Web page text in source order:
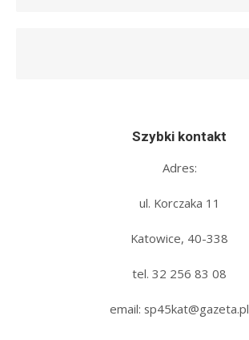
Szybki kontakt
Adres:
ul. Korczaka 11
Katowice, 40-338
tel. 32 256 83 08‬
email: sp45kat@gazeta.pl